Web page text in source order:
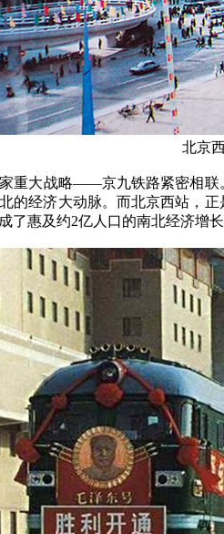
北京
大战略——京九铁路紧密相联。
的经济大动脉。而北京西站，
了惠及约2亿人口的南北经济增